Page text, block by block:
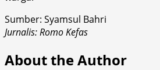
Sumber: Syamsul Bahri
Jurnalis: Romo Kefas
About the Author